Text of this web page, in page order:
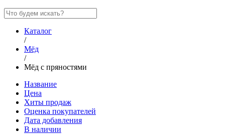
Каталог
/
Мёд
/
Мёд с пряностями
Название
Цена
Хиты продаж
Оценка покупателей
Дата добавления
В наличии